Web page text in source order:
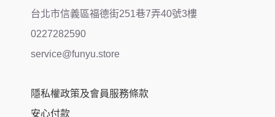
台北市信義區福德街251巷7弄40號3樓
0227282590
service@funyu.store
隱私權政策及會員服務條款
安心付款